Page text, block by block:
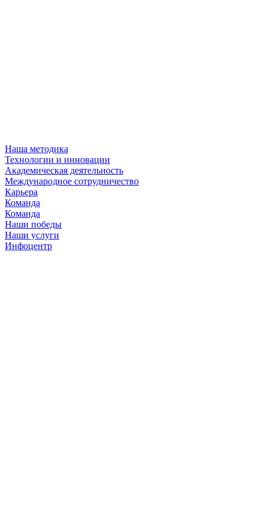
Наша методика
Технологии и инновации
Академическая деятельность
Международное сотрудничество
Карьера
Команда
Команда
Наши победы
Наши услуги
Инфоцентр